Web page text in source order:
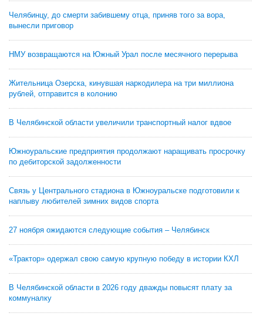
Челябинцу, до смерти забившему отца, приняв того за вора,
вынесли приговор
НМУ возвращаются на Южный Урал после месячного перерыва
Жительница Озерска, кинувшая наркодилера на три миллиона
рублей, отправится в колонию
В Челябинской области увеличили транспортный налог вдвое
Южноуральские предприятия продолжают наращивать просрочку
по дебиторской задолженности
Связь у Центрального стадиона в Южноуральске подготовили к
наплыву любителей зимних видов спорта
27 ноября ожидаются следующие события – Челябинск
«Трактор» одержал свою самую крупную победу в истории КХЛ
В Челябинской области в 2026 году дважды повысят плату за
коммуналку